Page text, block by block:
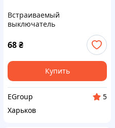
Встраиваемый
выключатель
одноклавишный проходной
10А, термопластик, белый
IP20
68₴
Купить
EGroup
5
Харьков